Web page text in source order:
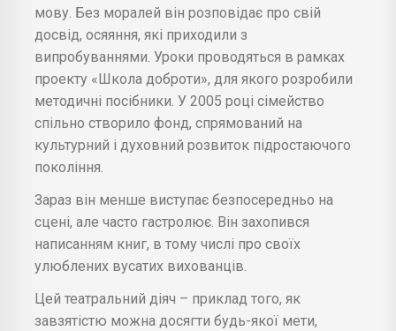
мову. Без моралей він розповідає про свій
досвід, осяяння, які приходили з
випробуваннями. Уроки проводяться в рамках
проекту «Школа доброти», для якого розробили
методичні посібники. У 2005 році сімейство
спільно створило фонд, спрямований на
культурний і духовний розвиток підростаючого
покоління.
Зараз він менше виступає безпосередньо на
сцені, але часто гастролює. Він захопився
написанням книг, в тому числі про своїх
улюблених вусатих вихованців.
Цей театральний діяч – приклад того, як
завзятістю можна досягти будь-якої мети,